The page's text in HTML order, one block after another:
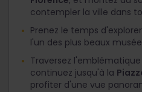
contempler la ville dans
Prenez le temps
l'un des plus beaux
Traversez l'emblématique
continuez jusqu'à la
profiter d'une vue